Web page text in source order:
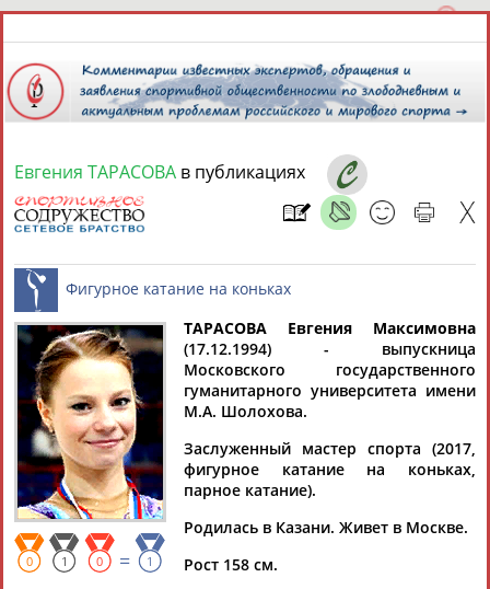
8 августа 2026 года,
СПОРТСМЕНЫ, ТРЕНЕРЫ И СПЕЦИАЛИСТЫ
Найдено: 13181персон Расширенный поиск
Аслаудин
АБАЕВ
Елена
АБАИМОВА
Мария
АБАКУМОВА
Юлия
АБАЛАКИНА
Евгения ТАРАСОВА в публикациях
Фигурное катание на коньках
0 1 0 = 1
ТАРАСОВА Евгения Максимовна
(17.12.1994) - выпускница
Московского государственного
гуманитарного университета имени
М.А. Шолохова.
Заслуженный мастер спорта (2017,
фигурное катание на коньках,
парное катание).
Родилась в Казани. Живет в Москве.
Рост 158 см.